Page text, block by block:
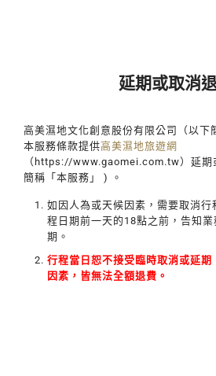
延期或取消
高美濕地文化創意股份有限公司（以下
本服務條款提供高美濕地旅遊網
（https://www.gaomei.com.tw）延期
簡稱「本服務」 ) 。
如因人為或天候因素，需要取消行
程日期前一天的18點之前，告知
期。
行程當日恕不接受臨時取消或延期
因素，皆無法全額退費。